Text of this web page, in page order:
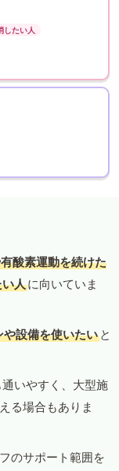
したい人
酸素運動を続けた
人に向いていま
設備を使いたい と
いやすく、大型施
る場合もありま
のサポート範囲を